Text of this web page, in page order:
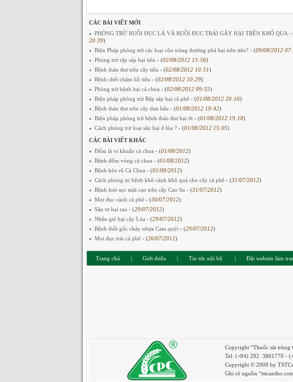
CÁC BÀI VIẾT MỚI
PHÒNG TRỪ RUỒI ĐỤC LÁ VÀ RUỒI ĐỤC TRÁI GÂY HẠI TRÊN KHỔ QUA -
20:39)
Biện Pháp phòng trừ các loại côn trùng thường phá hại trên tiêu? - (09/08/2012
Phòng trừ rệp sáp hại tiêu - (02/08/2012 13:56)
Bệnh thán thư trên cây tiêu - (02/08/2012 10:51)
Bệnh chết chậm hồ tiêu - (02/08/2012 10:29)
Phòng trừ bệnh hại cà chua - (02/08/2012 09:55)
Biện pháp phòng trừ Rệp sáp hại cà phê - (01/08/2012 20:16)
Bệnh thán thư trên cây dưa hấu - (01/08/2012 19:42)
Biện pháp phòng trừ bệnh thán thư hại ớt - (01/08/2012 19:18)
Cách phòng trừ loại sâu hại ở lúa ? - (01/08/2012 15:05)
CÁC BÀI VIẾT KHÁC
Đốm lá vi khuẩn cà chua - (01/08/2012)
Bệnh đốm vòng cà chua - (01/08/2012)
Bệnh héo rũ Cà Chua - (01/08/2012)
Cách phòng trị bệnh khô cành khô quả cho cây cà phê - (31/07/2012)
Bệnh loét sọc mặt cạo trên cây Cao Su - (31/07/2012)
Mọt đục cành cà phê - (30/07/2012)
Sâu tơ hại rau - (29/07/2012)
Nhện gié hại cây Lúa - (29/07/2012)
Bệnh thối gốc chảy nhựa Cam quýt - (29/07/2012)
Mọt đục trái cà phê - (26/07/2012)
Trang chủ | Giới thiệu | Tin tức nội bộ | Đặt website làm
Copyright “Thuốc sát trùng
Tel: (+84) 292. 3861770 -
Copyright © 2009 by
Ghi rõ nguồn